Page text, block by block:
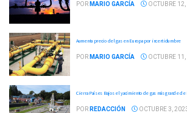
POR MARIO GARCÍA OCTUBRE
Aumenta precio del gas en Europa por incertidumbre
POR MARIO GARCÍA OCTUBRE
Cierra Países Bajos el yacimiento de gas más grande de
POR REDACCIÓN OCTUBRE 3,